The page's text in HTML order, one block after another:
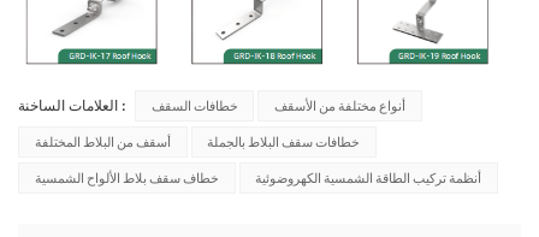
العلامات الساخنة : خطافات السقف أنواع مختلفة من الأسقف
أسقف من البلاط المختلفة خطافات سقف البلاط بالجملة
خطاف سقف بلاط الألواح الشمسية أنظمة تركيب الطاقة الشمسية الكهروضوئية